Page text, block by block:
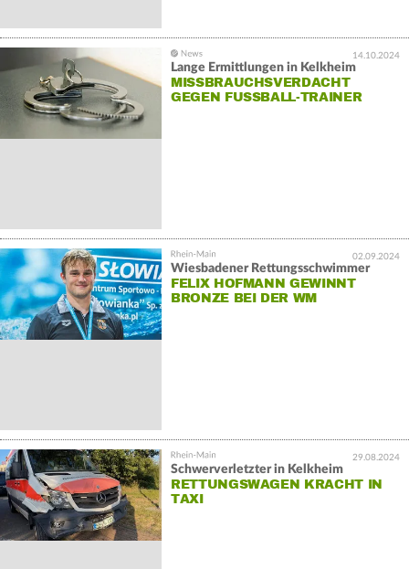
14.10.2024
Lange Ermittlungen in Kelkheim
MISSBRAUCHSVERDACHT
GEGEN FUSSBALL-TRAINER
02.09.2024
Wiesbadener Rettungsschwimmer
FELIX HOFMANN GEWINNT
BRONZE BEI DER WM
29.08.2024
Schwerverletzter in Kelkheim
RETTUNGSWAGEN KRACHT IN
TAXI